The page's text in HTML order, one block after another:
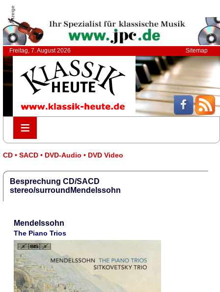
Anzeige
Freitag, 7. August 2026 Sitemap
≡
≡
CD • SACD • DVD-Audio • DVD Video
Besprechung CD/SACD
stereo/surroundMendelssohn
Mendelssohn
The Piano Trios